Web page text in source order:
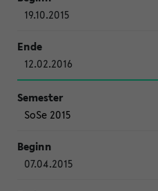
19.10.2015
12.02.2016
SoSe 2015
07.04.2015